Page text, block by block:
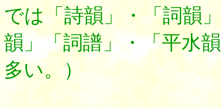
では「詩韻」・「詞韻
韻」「詞譜」・「平水
多い。）